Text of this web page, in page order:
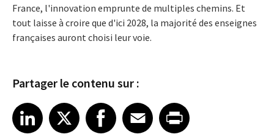
France, l'innovation emprunte de multiples chemins. Et
tout laisse à croire que d'ici 2028, la majorité des enseignes
françaises auront choisi leur voie.
Partager le contenu sur :
Share article on LinkedIn
LinkedIn
Share article on XShare article on Facebook
Facebook
Share article on Email
EmailShare article on Print